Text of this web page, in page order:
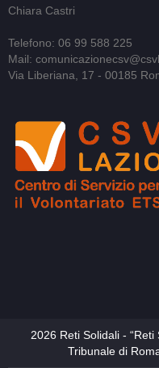
Chiara Castri
Telefono: 06 99 588 225
Mail:
Via Liberiana, 17 - 00185
2026 Reti Solidali -
Tribunale di